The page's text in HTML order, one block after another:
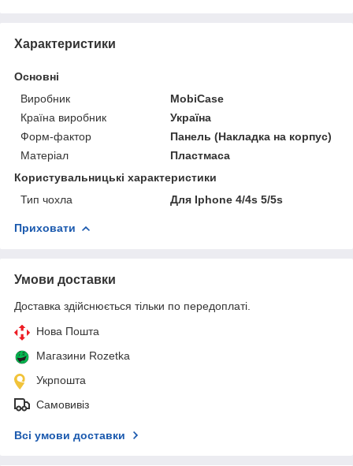
Характеристики
Основні
Виробник
MobiCase
Країна виробник
Україна
Форм-фактор
Панель (Накладка на корпус)
Матеріал
Пластмаса
Користувальницькі характеристики
Тип чохла
Для Iphone 4/4s 5/5s
Приховати
Умови доставки
Доставка здійснюється тільки по передоплаті.
Нова Пошта
Магазини Rozetka
Укрпошта
Самовивіз
Всі умови доставки